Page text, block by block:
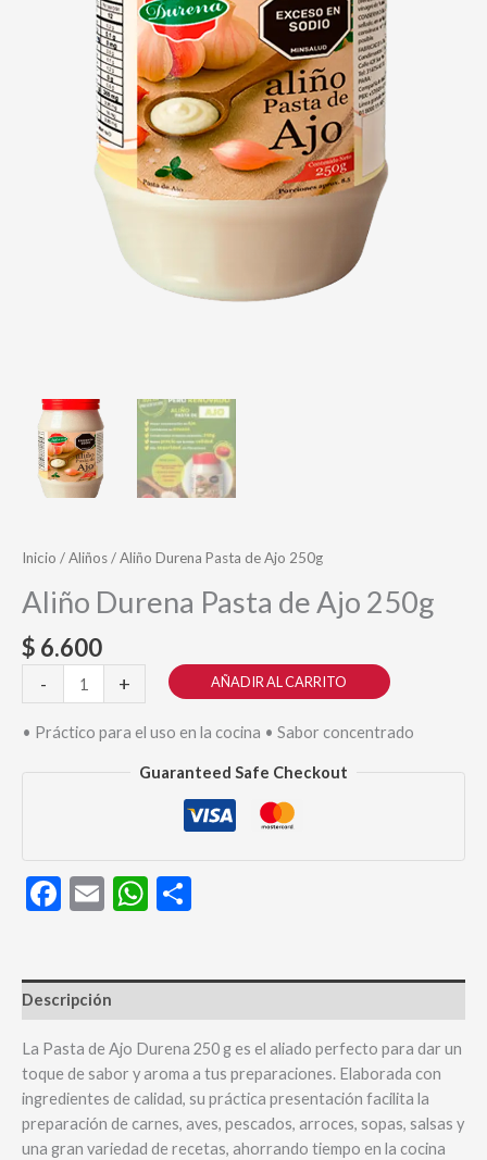
Inicio /Aliños/ Aliño Durena Pasta de Ajo 250g
Aliño Durena Pasta de Ajo 250g
$ 6.600
-
Durena
Pasta
Ajo
+ AÑADIR AL CARRITO
• Práctico para el uso en la cocina • Sabor concentrado
Guaranteed Safe Checkout
Facebook
EmailWhatsApp
Descripción
La Pasta de Ajo Durena 250 g es el aliado perfecto para dar un
toque de sabor y aroma a tus preparaciones. Elaborada con
ingredientes de calidad, su práctica presentación facilita la
preparación de carnes, aves, pescados, arroces, sopas, salsas y
una gran variedad de recetas, ahorrando tiempo en la cocina